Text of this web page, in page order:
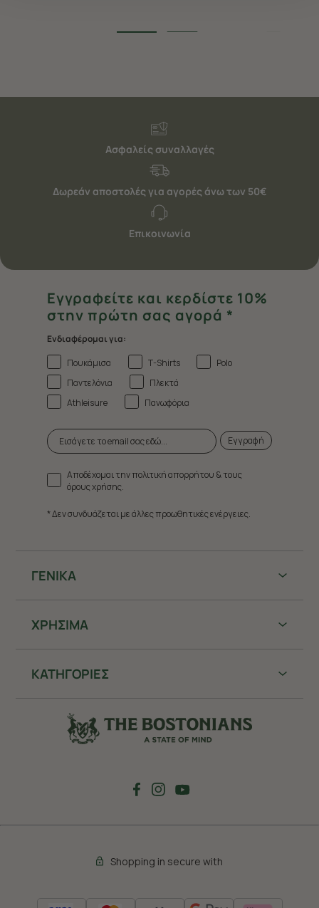
Ασφαλείς συναλλαγές
Δωρεάν αποστολές για αγορές άνω των 50€
Επικοινωνία
ΓΕΝΙΚΑ
ΧΡHΣΙΜΑ
ΚΑΤΗΓΟΡΙΕΣ
Εγγραφείτε και κερδίστε 10%
στην πρώτη σας αγορά *
Ενδιαφέρομαι για:
Πουκάμισα
T-Shirts
Polo
Παντελόνια
Πλεκτά
Athleisure
Πανωφόρια
Εγγραφή
Αποδέχομαι την πολιτική απορρήτου & τους
όρους χρήσης.
* Δεν συνδυάζεται με άλλες προωθητικές ενέργειες.
Shopping in secure with